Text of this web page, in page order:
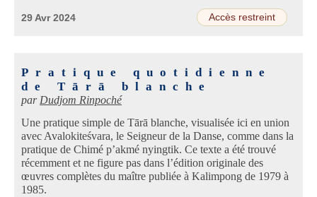
Accès restreint
29 Avr 2024
Pratique quotidienne
de Tārā blanche
parDudjom Rinpoché
Une pratique simple de Tārā blanche, visualisée ici en union
avec Avalokiteśvara, le Seigneur de la Danse, comme dans la
pratique de Chimé p’akmé nyingtik. Ce texte a été trouvé
récemment et ne figure pas dans l’édition originale des
œuvres complètes du maître publiée à Kalimpong de 1979 à
1985.